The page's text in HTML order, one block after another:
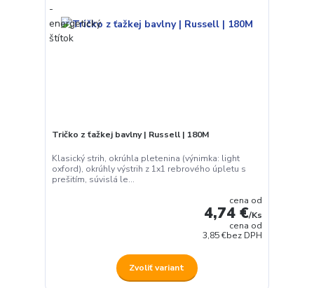
Tričko z ťažkej bavlny | Russell | 180M
Klasický strih, okrúhla pletenina (výnimka: light
oxford), okrúhly výstrih z 1x1 rebrového úpletu s
prešitím, súvislá le...
cena od
4,74 €/Ks
cena od
3,85 €bez DPH
Zvoliť variant